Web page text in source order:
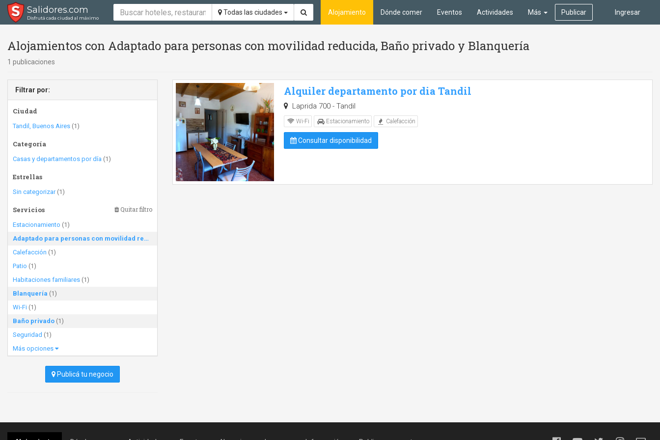
Salidores.com
Disfrutá cada ciudad al máximo
Todas las ciudades Ingresar
Alojamiento Dónde comer Eventos Actividades Más Publicar
Alojamientos con Adaptado para personas con movilidad reducida, Baño privado y Blanquería
1 publicaciones
Filtrar por:
Ciudad
Tandil, Buenos Aires (1)
Categoría
Casas y departamentos por día (1)
Estrellas
Sin categorizar(1)
Servicios Quitar filtro
Estacionamiento (1)
Adaptado para personas con movilidad reducida
Calefacción (1)
Patio (1)
Habitaciones familiares (1)
Blanquería (1)
Wi-Fi (1)
Baño privado (1)
Seguridad (1)
Más opciones
Publicá tu negocio
Alquiler departamento por dia Tandil
Laprida 700 - Tandil
Wi-Fi Estacionamiento Calefacción
Consultar disponibilidad